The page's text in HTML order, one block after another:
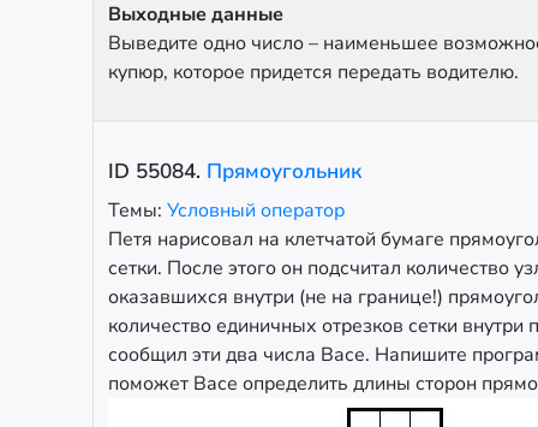
Выходные данные
Выведите одно число – наименьшее
купюр, которое придется передать водителю.
ID 55084. Прямоугольник
Темы: Условный оператор
Петя нарисовал на клетчатой бумаге
сетки. После этого он подсчитал количество
оказавшихся внутри (не на границе!)
количество единичных отрезков сетки внутри
сообщил эти два числа Васе. Напишите
поможет Васе определить длины сторон